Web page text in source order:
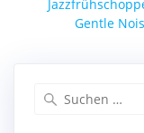
Beitrag:Gentle